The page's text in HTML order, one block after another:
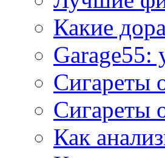
Какие
Garage55:
Сигареты
Сигареты
Как